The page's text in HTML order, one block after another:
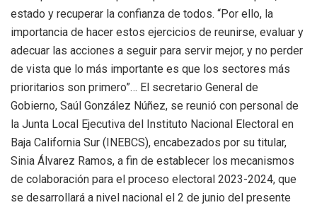
estado y recuperar la confianza de todos. “Por ello, la
importancia de hacer estos ejercicios de reunirse, evaluar y
adecuar las acciones a seguir para servir mejor, y no perder
de vista que lo más importante es que los sectores más
prioritarios son primero”… El secretario General de
Gobierno, Saúl González Núñez, se reunió con personal de
la Junta Local Ejecutiva del Instituto Nacional Electoral en
Baja California Sur (INEBCS), encabezados por su titular,
Sinia Álvarez Ramos, a fin de establecer los mecanismos
de colaboración para el proceso electoral 2023-2024, que
se desarrollará a nivel nacional el 2 de junio del presente